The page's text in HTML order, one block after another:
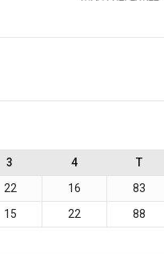
3 4
T
22 16
83
15 22 88